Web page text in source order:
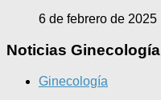
6 de febrero de 2025
Noticias Ginecología
Ginecología